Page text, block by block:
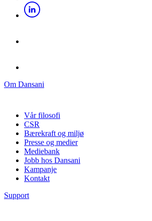
Om Dansani
Vår filosofi
CSR
Bærekraft og miljø
Presse og medier
Mediebank
Jobb hos Dansani
Kampanje
Kontakt
Support